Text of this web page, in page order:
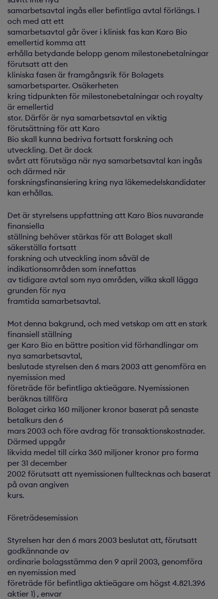
samarbetsavtal ingås eller befintliga avtal förlängs. I
och med att ett
samarbetsavtal går över i klinisk fas kan Karo Bio
emellertid komma att
erhålla betydande belopp genom milestonebetalningar
förutsatt att den
kliniska fasen är framgångsrik för Bolagets
samarbetsparter. Osäkerheten
kring tidpunkten för milestonebetalningar och royalty
är emellertid
stor. Därför är nya samarbetsavtal en viktig
förutsättning för att Karo
Bio skall kunna bedriva fortsatt forskning och
utveckling. Det är dock
svårt att förutsäga när nya samarbetsavtal kan ingås
och därmed när
forskningsfinansiering kring nya läkemedelskandidater
kan erhållas.
Det är styrelsens uppfattning att Karo Bios nuvarande
finansiella
ställning behöver stärkas för att Bolaget skall
säkerställa fortsatt
forskning och utveckling inom såväl de
indikationsområden som innefattas
av tidigare avtal som nya områden, vilka skall lägga
grunden för nya
framtida samarbetsavtal.
Mot denna bakgrund, och med vetskap om att en stark
finansiell ställning
ger Karo Bio en bättre position vid förhandlingar om
nya samarbetsavtal,
beslutade styrelsen den 6 mars 2003 att genomföra en
nyemission med
företräde för befintliga aktieägare. Nyemissionen
beräknas tillföra
Bolaget cirka 160 miljoner kronor baserat på senaste
betalkurs den 6
mars 2003 och före avdrag för transaktionskostnader.
Därmed uppgår
likvida medel till cirka 360 miljoner kronor pro forma
per 31 december
2002 förutsatt att nyemissionen fulltecknas och baserat
på ovan angiven
kurs.
Företrädesemission
Styrelsen har den 6 mars 2003 beslutat att, förutsatt
godkännande av
ordinarie bolagsstämma den 9 april 2003, genomföra
en nyemission med
företräde för befintliga aktieägare om högst 4.821.396
aktier 1) , envar